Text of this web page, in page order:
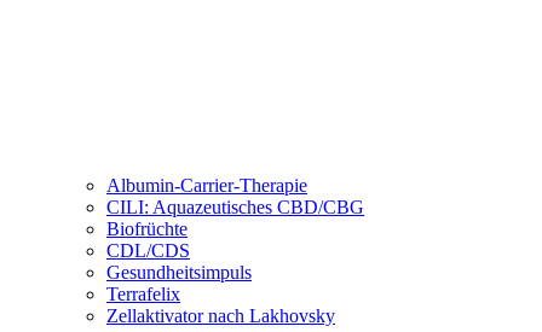
Albumin-Carrier-Therapie
CILI: Aquazeutisches CBD/CBG
Biofrüchte
CDL/CDS
Gesundheitsimpuls
Terrafelix
Zellaktivator nach Lakhovsky